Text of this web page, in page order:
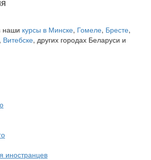
наши курсы в Минске, Гомеле, Бресте,
, Витебске, других городах Беларуси и
иностранцев